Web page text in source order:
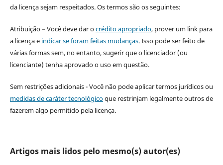
da licença sejam respeitados. Os termos são os seguintes:
Atribuição – Você deve dar ocrédito apropriado, prover um link para
a licença e indicar se foram feitas mudanças. Isso pode ser feito de
várias formas sem, no entanto, sugerir que o licenciador (ou
licenciante) tenha aprovado o uso em questão.
Sem restrições adicionais - Você não pode aplicar termos jurídicos ou
medidas de caráter tecnológicoque restrinjam legalmente outros de
fazerem algo permitido pela licença.
Artigos mais lidos pelo mesmo(s) autor(es)